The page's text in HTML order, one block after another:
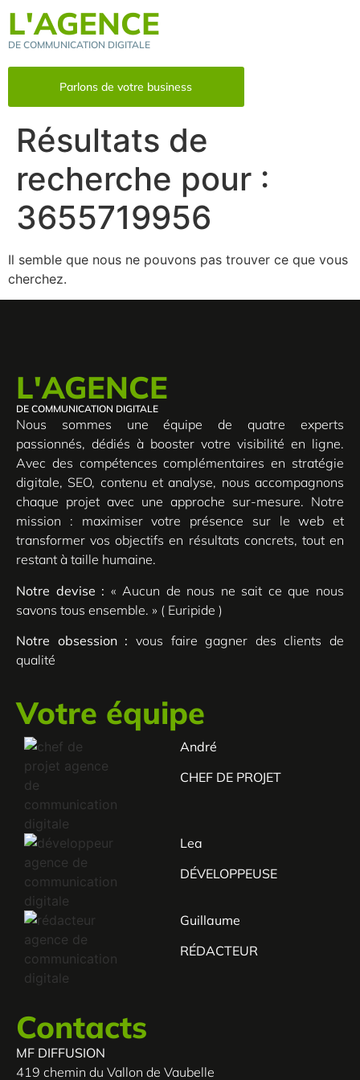
L'AGENCE
DE COMMUNICATION DIGITALE
Parlons de votre business
Résultats de
recherche pour :
3655719956
Il semble que nous ne pouvons pas trouver ce que vous
cherchez.
L'AGENCE
DE COMMUNICATION DIGITALE
Nous sommes une équipe de quatre experts
passionnés, dédiés à booster votre visibilité en ligne.
Avec des compétences complémentaires en stratégie
digitale, SEO, contenu et analyse, nous accompagnons
chaque projet avec une approche sur-mesure. Notre
mission : maximiser votre présence sur le web et
transformer vos objectifs en résultats concrets, tout en
restant à taille humaine.
Notre devise : « Aucun de nous ne sait ce que nous
savons tous ensemble. » ( Euripide )
Notre obsession : vous faire gagner des clients de
qualité
Votre équipe
André
CHEF DE PROJET
Lea
DÉVELOPPEUSE
Guillaume
RÉDACTEUR
Contacts
MF DIFFUSION
419 chemin du Vallon de Vaubelle